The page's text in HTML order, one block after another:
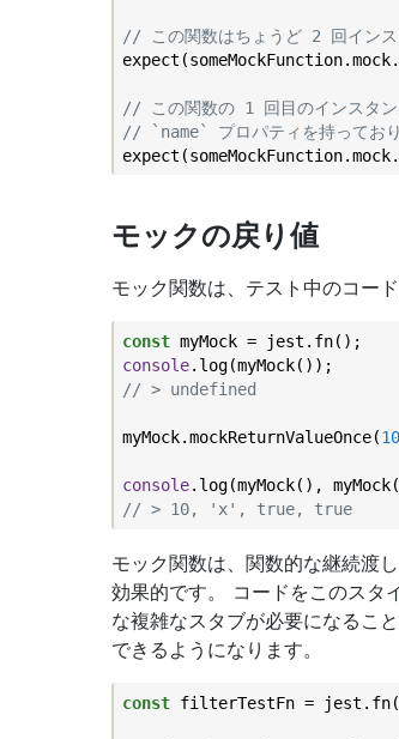
// この関数はちょうど 2 回インス
// この関数の 1 回目のインスタン
// `name` プロパティを持って
モックの戻り値
モック関数は、テスト中のコー
const
console
// > undefined
myMock.mockReturnValueOnce(10
console
// > 10, 'x', true, true
モック関数は、関数的な継続渡
効果的です。 コードをこのスタ
な複雑なスタブが必要になるこ
できるようになります。
const filterTestFn =